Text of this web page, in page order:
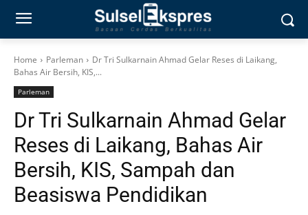
Home Parleman
Dr Tri Sulkarnain Ahmad Gelar Reses di Laikang,
Bahas Air Bersih, KIS,...
Parleman
Dr Tri Sulkarnain Ahmad Gelar
Reses di Laikang, Bahas Air
Bersih, KIS, Sampah dan
Beasiswa Pendidikan